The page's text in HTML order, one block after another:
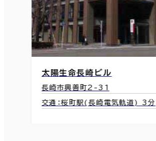
太陽生命長崎ビル
長崎市興善町2-31
交通：桜町駅(長崎電気軌道) 3分